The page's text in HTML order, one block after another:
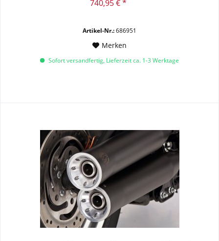
740,95 € *
Artikel-Nr.:686951
Merken
Sofort versandfertig, Lieferzeit ca. 1-3 Werktage